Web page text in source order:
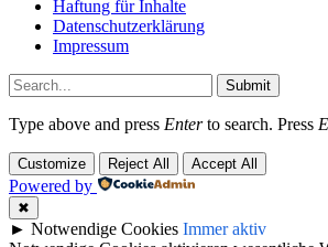
Haftung für Inhalte
Datenschutzerklärung
Impressum
Submit
Type above and press Enterto search. Press
Customize Reject All Accept All
Powered by
✖
► Notwendige Cookies Immer aktiv